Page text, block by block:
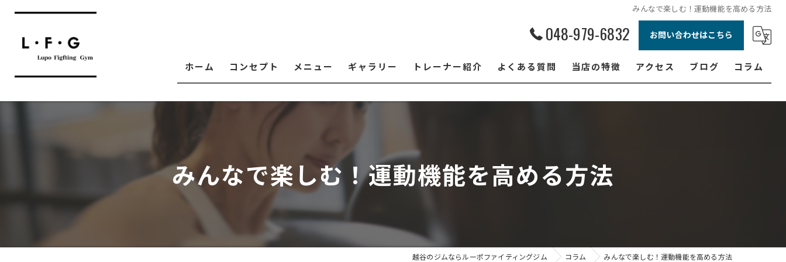
みんなで楽しむ！運動機能を高める方法
048-979-6832 お問い合わせはこちら
ホーム コンセプト メニュー ギャラリー トレーナー紹介 よくある質問 当店の特徴
ボクシング
フィットネス
アクセス ブログ コラム
みんなで楽しむ！運動機能を高める方法
越谷のジムならルーポファイティングジム コラム みんなで楽しむ！運動機能を高める方法